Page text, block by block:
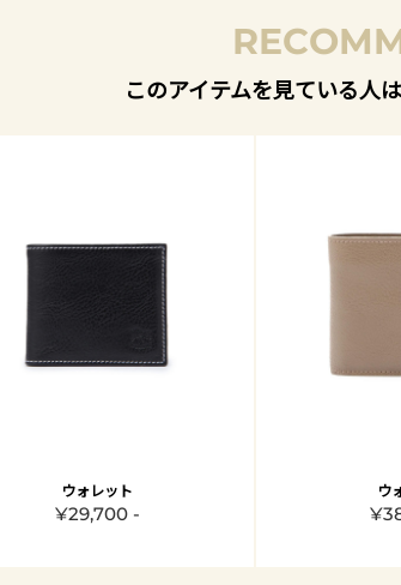
このアイテムを見ている人
ウォレット
¥29,700 -
ウ